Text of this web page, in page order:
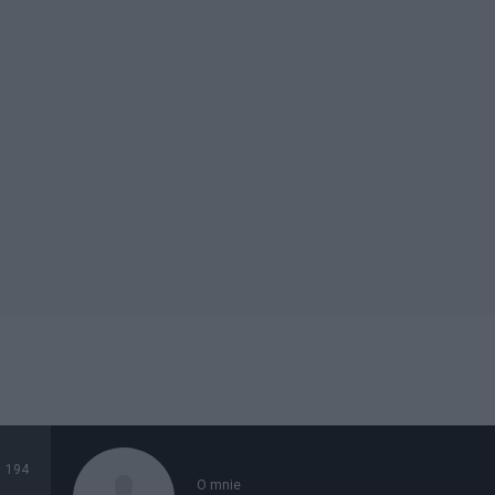
194
O mnie